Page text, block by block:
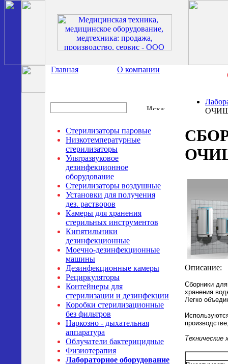
Главная О компании
Стерилизаторы паровые
Низкотемпературные
стерилизаторы
Ультразвуковое
дезинфекционное
оборудование
Стерилизаторы воздушные
Установки для получения
дез. растворов
Камеры для хранения
стерильных инструментов
Кипятильники
дезинфекционные
Моечно-дезинфекционные
машины
Дезинфекционные камеры
Рециркуляторы
Контейнеры для
стерилизации и дезинфекции
Коробки стерилизационные
без фильтров
Наркозно - дыхательная
аппаратура
Облучатели бактерицидные
Физиотерапия
Лабораторное оборудование
Описание:
Сборники
хранения
Легко
Технические